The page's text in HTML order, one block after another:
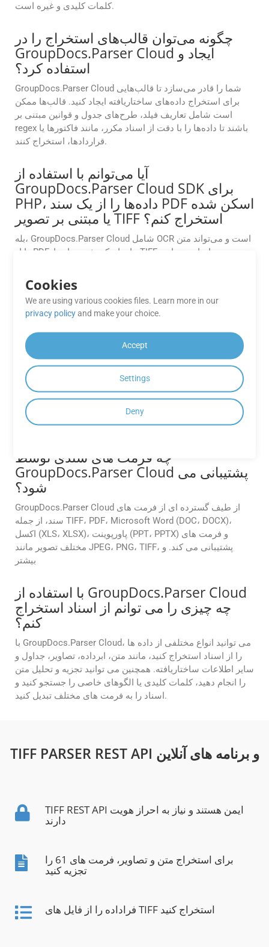
کلمات کلیدی و غیره است.
چگونه می‌توان قالب‌های استخراج را در
GroupDocs.Parser Cloud ایجاد و
استفاده کرد؟
GroupDocs.Parser Cloud شما را قادر می‌سازد تا قالب‌هایی
برای استخراج داده‌های ساختاریافته ایجاد کنید. قالب‌ها ممکن
است شامل تعاریف فیلد، طرح‌های جدول و قوانین مبتنی بر
regex باشند تا داده‌ها را با دقت از اسناد مکرر، مانند فاکتورها یا
قراردادها، استخراج کنند.
آیا می‌توانم با استفاده از
GroupDocs.Parser Cloud SDK برای
PHP، داده‌ها را از یک سند PDF اسکن شده
یا مبتنی بر تصویر TIFF استخراج کنم؟
بله، GroupDocs.Parser Cloud شامل OCR است و می‌تواند متن
را از PDFهای اسکن شده و اسناد TIFF بر اساس تصاویر
فعال کنید تا محتوای اسکن شده به متن قابل خواندن توسط
چه گزینه های قیمت گذاری برای
GroupDocs.Parser Cloud موجود است؟
GroupDocs.Parser Cloud بر اساس عواملی مانند استفاده از
API، الزامات فضای ذخیره‌سازی و گزینه‌های پشتیبانی،
برنامه‌های قیمت‌گذاری متفاوتی را ارائه می‌دهد. برای جزئیات و
گزینه‌های خاص، [pricing]
https://purchase.groupdocs.cloud/pricing
کنید.
چه فرمت های سندی توسط
GroupDocs.Parser Cloud پشتیبانی می
شود؟
GroupDocs.Parser Cloud از طیف گسترده ای از فرمت های
سند، از جمله TIFF، PDF، Microsoft Word (DOC، DOCX)،
اکسل (XLS، XLSX)، پاورپوینت (PPT، PPTX) و فرمت های
مختلف تصویر مانند JPEG، PNG، TIFF، پشتیبانی می کند. و
بیشتر
با استفاده از GroupDocs.Parser Cloud
چه چیزی را می توانم از اسناد استخراج
کنم؟
با GroupDocs.Parser Cloud، می توانید انواع مختلفی از داده ها
را از اسناد استخراج کنید، مانند متن، ابرداده، تصاویر، جداول و
سایر اطلاعات ساختاریافته. همچنین می توانید تجزیه و تحلیل متن
را انجام دهید، کلمات کلیدی یا الگوهای خاصی را جستجو کنید و
اسناد را به فرمت های مختلف تبدیل کنید.
TIFF PARSER REST API و برنامه های آنلاین
TIFF REST API ایمن هستند و نیاز به احراز هویت
دارند
برای استخراج متن و تصاویر، فرمت های 61 را
تجزیه کنید
فراداده را از فایل های TIFF استخراج کنید
Cookies
We are using various cookies files. Learn more in our
privacy policyand make your choice.
Accept
Settings
Deny